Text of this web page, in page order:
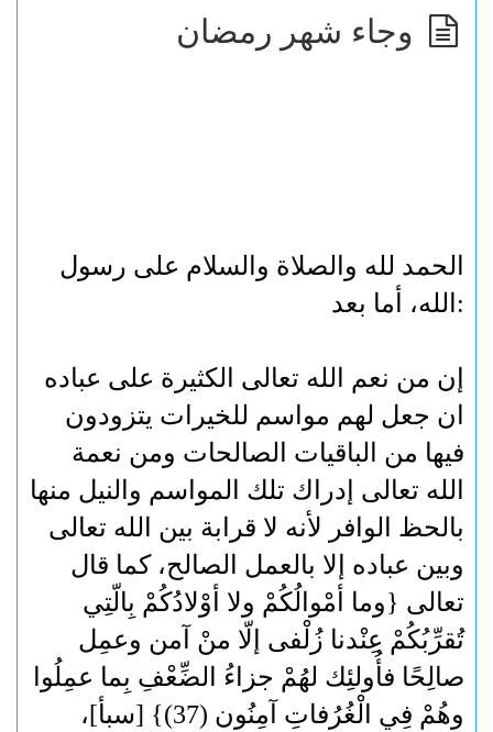
وجاء شهر رمضان
الحمد لله والصلاة والسلام على رسول
الله، أما بعد :
إن من نعم الله تعالى الكثيرة على عباده
ان جعل لهم مواسم للخيرات يتزودون
فيها من الباقيات الصالحات ومن نعمة
الله تعالى إدراك تلك المواسم والنيل منها
بالحظ الوافر لأنه لا قرابة بين الله تعالى
وبين عباده إلا بالعمل الصالح، كما قال
تعالى {وما أمْوالُكُمْ ولا أوْلادُكُمْ بِالّتِي
تُقرِّبُكُمْ عِنْدنا زُلْفى إلّا منْ آمن وعمِل
صالِحًا فأُولئِك لهُمْ جزاءُ الضِّعْفِ بِما عمِلُوا
وهُمْ فِي الْغُرُفاتِ آمِنُون (37)} [سبأ]،